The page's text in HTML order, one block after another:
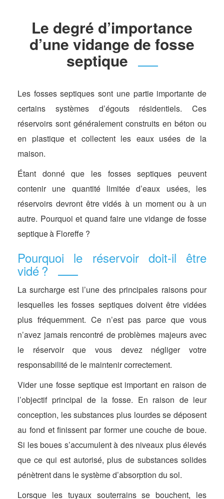
Le degré d’importance
d’une vidange de fosse
septique
Les fosses septiques sont une partie importante de
certains systèmes d’égouts résidentiels. Ces
réservoirs sont généralement construits en béton ou
en plastique et collectent les eaux usées de la
maison.
Étant donné que les fosses septiques peuvent
contenir une quantité limitée d’eaux usées, les
réservoirs devront être vidés à un moment ou à un
autre. Pourquoi et quand faire une vidange de fosse
septique à Floreffe ?
Pourquoi le réservoir doit-il être
vidé ?
La surcharge est l’une des principales raisons pour
lesquelles les fosses septiques doivent être vidées
plus fréquemment. Ce n’est pas parce que vous
n’avez jamais rencontré de problèmes majeurs avec
le réservoir que vous devez négliger votre
responsabilité de le maintenir correctement.
Vider une fosse septique est important en raison de
l’objectif principal de la fosse. En raison de leur
conception, les substances plus lourdes se déposent
au fond et finissent par former une couche de boue.
Si les boues s’accumulent à des niveaux plus élevés
que ce qui est autorisé, plus de substances solides
pénètrent dans le système d’absorption du sol.
Lorsque les tuyaux souterrains se bouchent, les